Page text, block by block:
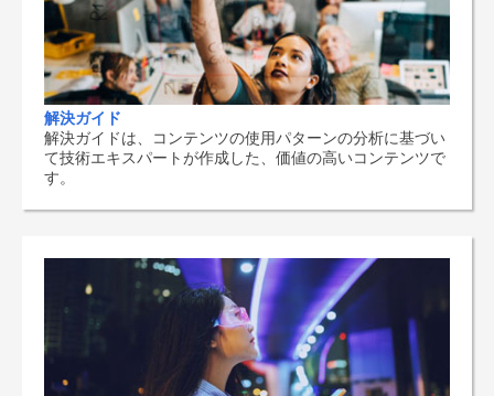
解決ガイド
解決ガイドは、コンテンツの使用パターンの分析に基づい
て技術エキスパートが作成した、価値の高いコンテンツで
す。